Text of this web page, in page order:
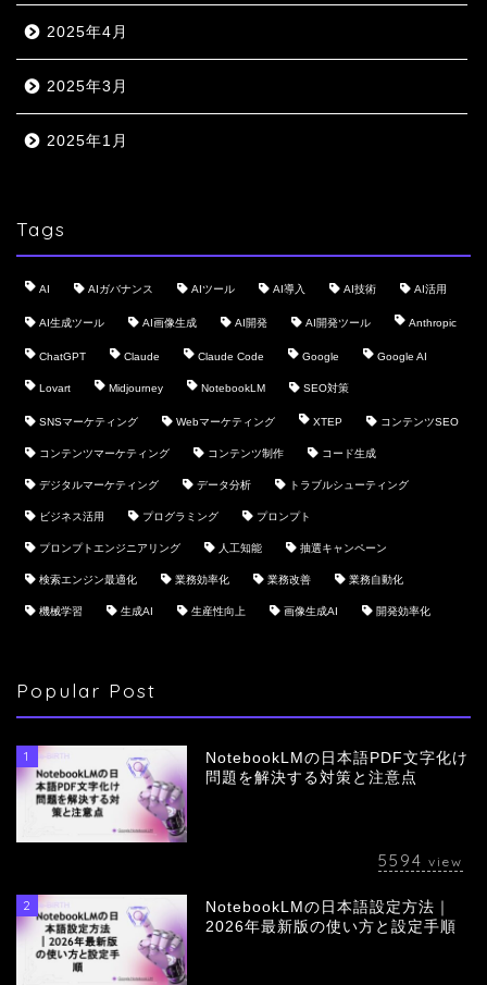
2025年4月
2025年3月
2025年1月
Tags
AI AIガバナンス AIツール AI導入 AI技術 AI活用
AI生成ツール AI画像生成 AI開発 AI開発ツール Anthropic
ChatGPT Claude Claude Code Google Google AI
Lovart Midjourney NotebookLM SEO対策
SNSマーケティング Webマーケティング XTEP コンテンツSEO
コンテンツマーケティング コンテンツ制作 コード生成
デジタルマーケティング データ分析 トラブルシューティング
ビジネス活用 プログラミング プロンプト
プロンプトエンジニアリング 人工知能 抽選キャンペーン
検索エンジン最適化 業務効率化 業務改善 業務自動化
機械学習 生成AI 生産性向上 画像生成AI 開発効率化
Popular Post
1
NotebookLMの日本語PDF文字化け
問題を解決する対策と注意点
5594 view
2
NotebookLMの日本語設定方法｜
2026年最新版の使い方と設定手順
会社概要